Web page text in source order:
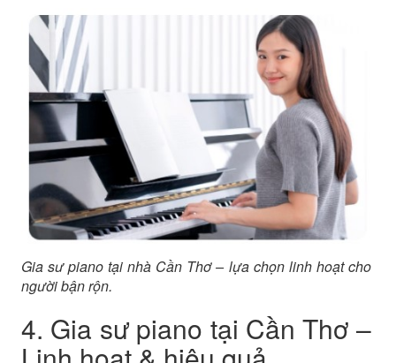
Gia sư piano tại nhà Cần Thơ – lựa chọn linh hoạt cho
người bận rộn.
4. Gia sư piano tại Cần Thơ –